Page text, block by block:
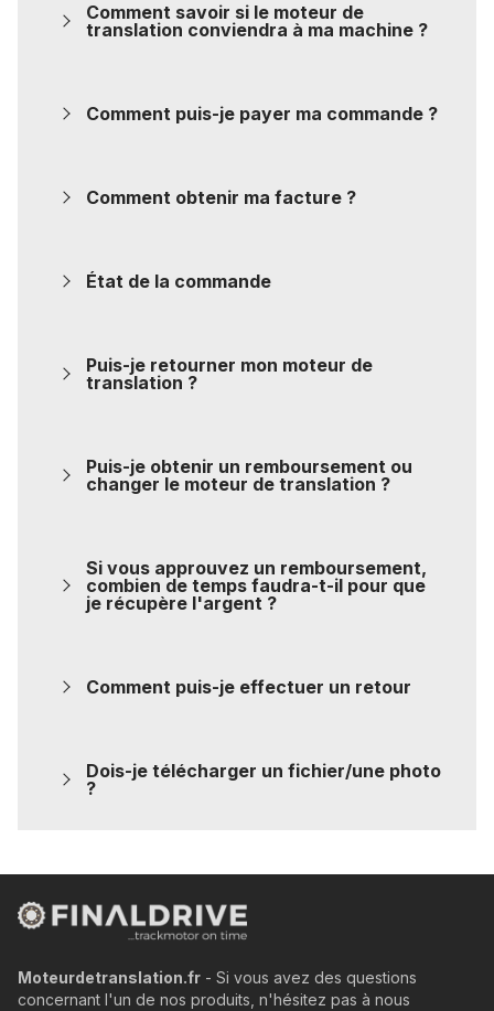
Comment savoir si le moteur de
translation conviendra à ma machine ?
Comment puis-je payer ma commande ?
Comment obtenir ma facture ?
État de la commande
Puis-je retourner mon moteur de
translation ?
Puis-je obtenir un remboursement ou
changer le moteur de translation ?
Si vous approuvez un remboursement,
combien de temps faudra-t-il pour que
je récupère l'argent ?
Comment puis-je effectuer un retour
Dois-je télécharger un fichier/une photo
?
Moteurdetranslation.fr - Si vous avez des questions
concernant l'un de nos produits, n'hésitez pas à nous